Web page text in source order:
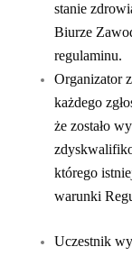
stanie
Biurze
regulaminu.
Organizator
każdego
że zostało
którego
warunki
Uczestnik